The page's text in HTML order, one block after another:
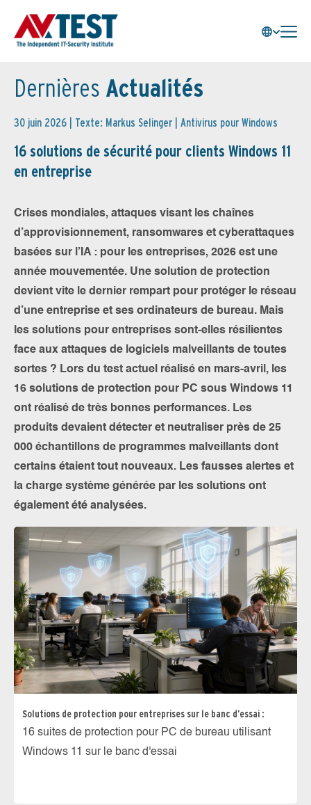
Dernières Actualités
30 juin 2026 | Texte: Markus Selinger | Antivirus pour Windows
16 solutions de sécurité pour clients Windows 11
en entreprise
Crises mondiales, attaques visant les chaînes
d’approvisionnement, ransomwares et cyberattaques
basées sur l’IA : pour les entreprises, 2026 est une
année mouvementée. Une solution de protection
devient vite le dernier rempart pour protéger le réseau
d’une entreprise et ses ordinateurs de bureau. Mais
les solutions pour entreprises sont-elles résilientes
face aux attaques de logiciels malveillants de toutes
sortes ? Lors du test actuel réalisé en mars-avril, les
16 solutions de protection pour PC sous Windows 11
ont réalisé de très bonnes performances. Les
produits devaient détecter et neutraliser près de 25
000 échantillons de programmes malveillants dont
certains étaient tout nouveaux. Les fausses alertes et
la charge système générée par les solutions ont
également été analysées.
Solutions de protection pour entreprises sur le banc d’essai :
16 suites de protection pour PC de bureau utilisant
Windows 11 sur le banc d'essai